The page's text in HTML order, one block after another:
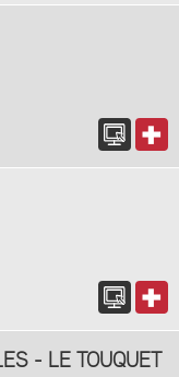
- LE TOUQUET